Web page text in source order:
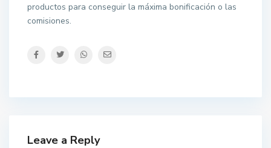
productos para conseguir la máxima bonificación o las
comisiones.
Leave a Reply